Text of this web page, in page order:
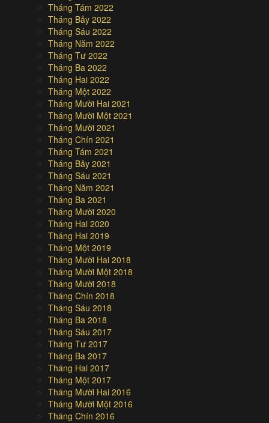
Tháng Tám 2022
Tháng Bảy 2022
Tháng Sáu 2022
Tháng Năm 2022
Tháng Tư 2022
Tháng Ba 2022
Tháng Hai 2022
Tháng Một 2022
Tháng Mười Hai 2021
Tháng Mười Một 2021
Tháng Mười 2021
Tháng Chín 2021
Tháng Tám 2021
Tháng Bảy 2021
Tháng Sáu 2021
Tháng Năm 2021
Tháng Ba 2021
Tháng Mười 2020
Tháng Hai 2020
Tháng Hai 2019
Tháng Một 2019
Tháng Mười Hai 2018
Tháng Mười Một 2018
Tháng Mười 2018
Tháng Chín 2018
Tháng Sáu 2018
Tháng Ba 2018
Tháng Sáu 2017
Tháng Tư 2017
Tháng Ba 2017
Tháng Hai 2017
Tháng Một 2017
Tháng Mười Hai 2016
Tháng Mười Một 2016
Tháng Chín 2016